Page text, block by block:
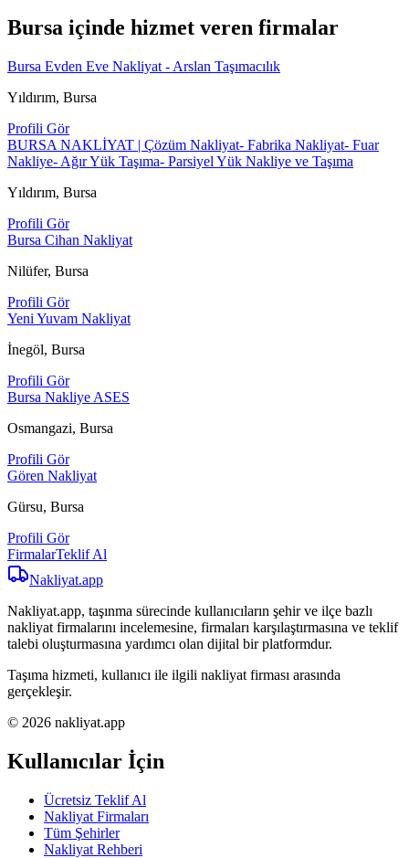
Bursa içinde hizmet veren firmalar
Bursa Evden Eve Nakliyat - Arslan Taşımacılık
Yıldırım, Bursa
Profili Gör
BURSA NAKLİYAT | Çözüm Nakliyat- Fabrika Nakliyat- Fuar
Nakliye- Ağır Yük Taşıma- Parsiyel Yük Nakliye ve Taşıma
Yıldırım, Bursa
Profili Gör
Bursa Cihan Nakliyat
Nilüfer, Bursa
Profili Gör
Yeni Yuvam Nakliyat
İnegöl, Bursa
Profili Gör
Bursa Nakliye ASES
Osmangazi, Bursa
Profili Gör
Gören Nakliyat
Gürsu, Bursa
Profili Gör
FirmalarTeklif Al
Nakliyat.app
Nakliyat.app, taşınma sürecinde kullanıcıların şehir ve ilçe bazlı
nakliyat firmalarını incelemesine, firmaları karşılaştırmasına ve teklif
talebi oluşturmasına yardımcı olan dijital bir platformdur.
Taşıma hizmeti, kullanıcı ile ilgili nakliyat firması arasında
gerçekleşir.
© 2026 nakliyat.app
Kullanıcılar İçin
Ücretsiz Teklif Al
Nakliyat Firmaları
Tüm Şehirler
Nakliyat Rehberi